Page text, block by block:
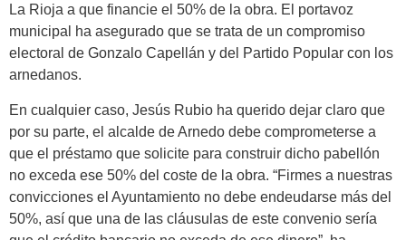
La Rioja a que financie el 50% de la obra. El portavoz
municipal ha asegurado que se trata de un compromiso
electoral de Gonzalo Capellán y del Partido Popular con los
arnedanos.
En cualquier caso, Jesús Rubio ha querido dejar claro que
por su parte, el alcalde de Arnedo debe comprometerse a
que el préstamo que solicite para construir dicho pabellón
no exceda ese 50% del coste de la obra. “Firmes a nuestras
convicciones el Ayuntamiento no debe endeudarse más del
50%, así que una de las cláusulas de este convenio sería